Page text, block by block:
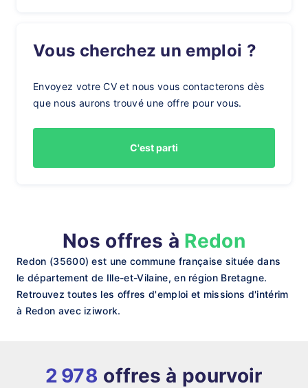
Vous cherchez un emploi ?
Envoyez votre CV et nous vous contacterons dès
que nous aurons trouvé une offre pour vous.
C'est parti
Nos offres à Redon
Redon (35600) est une commune française située dans
le département de Ille-et-Vilaine, en région Bretagne.
Retrouvez toutes les offres d'emploi et missions d'intérim
à Redon avec iziwork.
2 978 offres à pourvoir